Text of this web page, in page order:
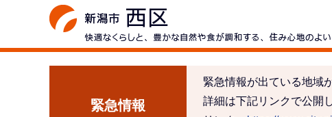
ペ
緊急情報
緊急情報が出ている地域
詳細は下記リンクで公開